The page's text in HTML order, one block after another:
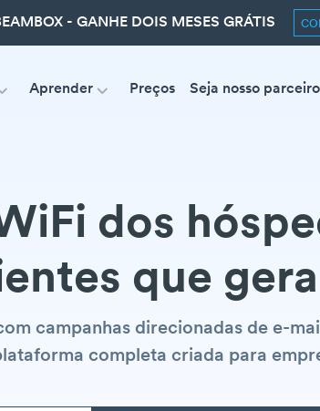
- GANHE DOIS MESES GRÁTIS
Aprender Preços Seja nosso parceiro
dos
que
campanhas direcionadas de e-
completa criada para